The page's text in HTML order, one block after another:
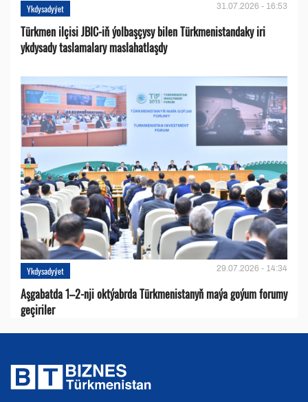
Ykdysadyýet 31.07.2026 - 16:53
Türkmen ilçisi JBIC-iň ýolbaşçysy bilen Türkmenistandaky iri
ykdysady taslamalary maslahatlaşdy
Ykdysadyýet 29.07.2026 - 14:34
Aşgabatda 1–2-nji oktýabrda Türkmenistanyň maýa goýum forumy
geçiriler